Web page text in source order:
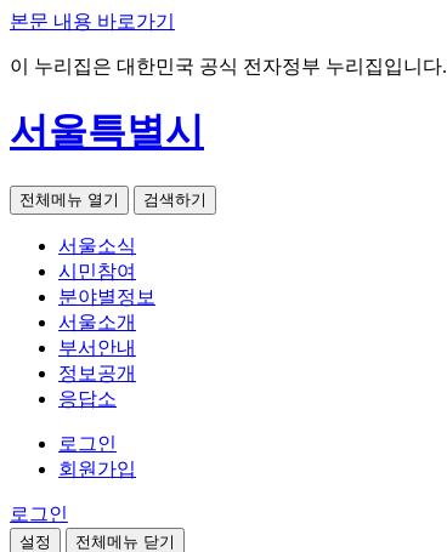
본문 내용 바로가기
이 누리집은 대한민국 공식 전자정부 누리집입니다.
서울특별시
전체메뉴 열기 검색하기
서울소식
시민참여
분야별정보
서울소개
부서안내
정보공개
응답소
로그인
회원가입
로그인
설정 전체메뉴 닫기